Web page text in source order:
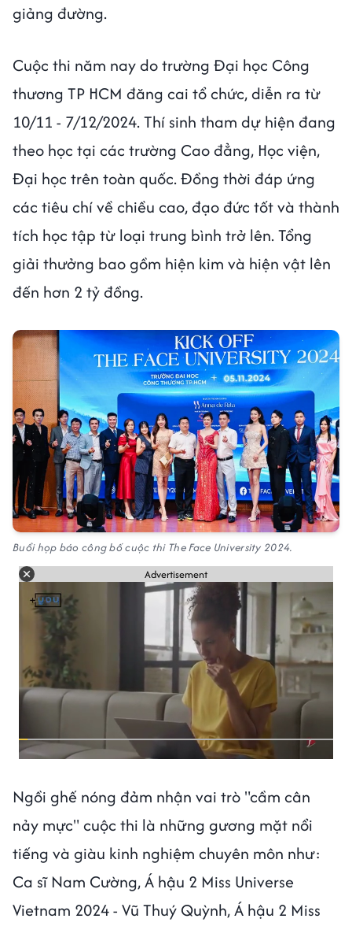
giảng đường.
Cuộc thi năm nay do trường Đại học Công
thương TP HCM đăng cai tổ chức, diễn ra từ
10/11 - 7/12/2024. Thí sinh tham dự hiện đang
theo học tại các trường Cao đẳng, Học viện,
Đại học trên toàn quốc. Đồng thời đáp ứng
các tiêu chí về chiều cao, đạo đức tốt và thành
tích học tập từ loại trung bình trở lên. Tổng
giải thưởng bao gồm hiện kim và hiện vật lên
đến hơn 2 tỷ đồng.
Buổi họp báo công bố cuộc thi The Face University 2024.
Advertisement
Ngồi ghế nóng đảm nhận vai trò "cầm cân
nảy mực" cuộc thi là những gương mặt nổi
tiếng và giàu kinh nghiệm chuyên môn như:
Ca sĩ Nam Cường, Á hậu 2 Miss Universe
Vietnam 2024 - Vũ Thuý Quỳnh, Á hậu 2 Miss